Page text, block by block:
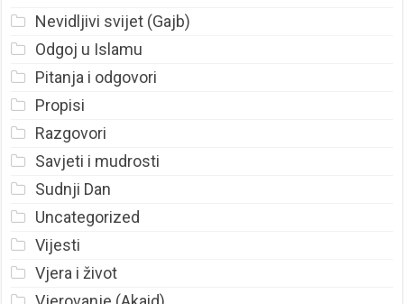
Nevidljivi svijet (Gajb)
Odgoj u Islamu
Pitanja i odgovori
Propisi
Razgovori
Savjeti i mudrosti
Sudnji Dan
Uncategorized
Vijesti
Vjera i život